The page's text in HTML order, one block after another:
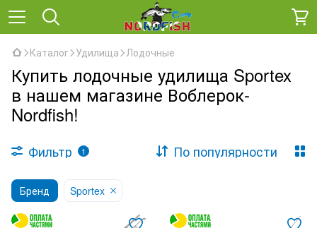
Каталог Удилища Лодочные
Купить лодочные удилища Sportex
в нашем магазине Воблерок-
Nordfish!
Фильтр 1 По популярности
Бренд Sportex